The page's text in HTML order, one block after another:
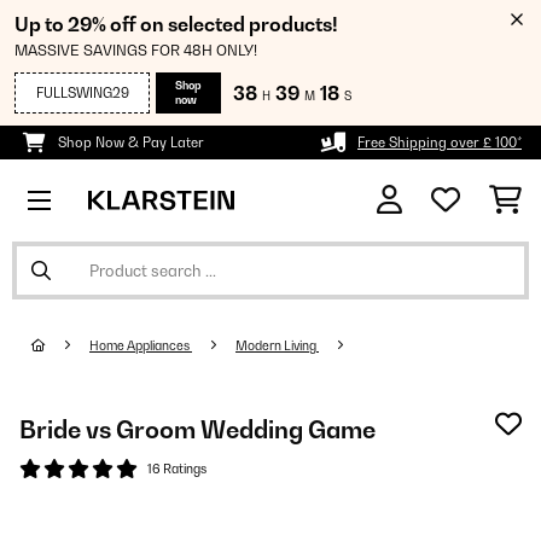
Up to 29% off on selected products!
MASSIVE SAVINGS FOR 48H ONLY!
FULLSWING29
Shop
now
38 H 39 M 17 S
Shop Now & Pay Later Free Shipping over £ 100*
Home Appliances Modern Living
Bride vs Groom Wedding Game
16 Ratings